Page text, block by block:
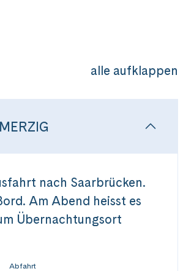
alle aufklappen
nach Saarbrücken.
Am Abend heisst es
Übernachtungsort
Abfahrt